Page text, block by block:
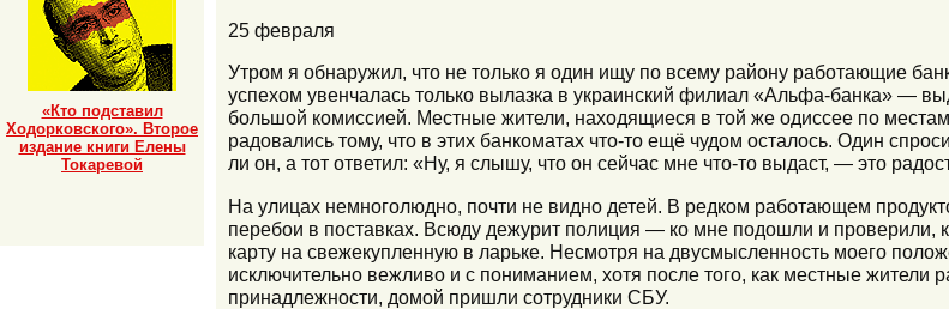
25 февраля
Утром я обнаружил, что не только я один ищу по всему району работающие
успехом увенчалась только вылазка в украинский филиал «Альфа-банка» —
большой комиссией. Местные жители, находящиеся в той же одиссее по
радовались тому, что в этих банкоматах что-то ещё чудом осталось. Один
ли он, а тот ответил: «Ну, я слышу, что он сейчас мне что-то выдаст, — это
На улицах немноголюдно, почти не видно детей. В редком работающем
перебои в поставках. Всюду дежурит полиция — ко мне подошли и проверили,
карту на свежекупленную в ларьке. Несмотря на двусмысленность моего
исключительно вежливо и с пониманием, хотя после того, как местные жители
принадлежности, домой пришли сотрудники СБУ.
«Кто подставил
Ходорковского». Второе
издание книги Елены
Токаревой